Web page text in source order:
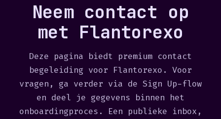
Neem contact op
met Flantorexo
Deze pagina biedt premium contact
begeleiding voor Flantorexo. Voor
vragen, ga verder via de Sign Up-flow
en deel je gegevens binnen het
onboardingproces. Een publieke inbox,